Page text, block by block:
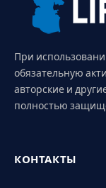
При
обязательную
авторские и
полностью
КОНТАКТЫ